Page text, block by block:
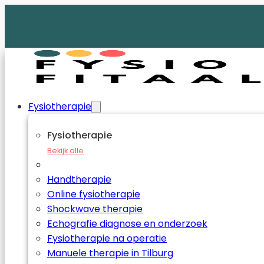
Fysiotherapie
Fysiotherapie
Bekijk alle
Handtherapie
Online fysiotherapie
Shockwave therapie
Echografie diagnose en onderzoek
Fysiotherapie na operatie
Manuele therapie in Tilburg